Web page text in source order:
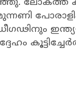
ലോകത്ത്